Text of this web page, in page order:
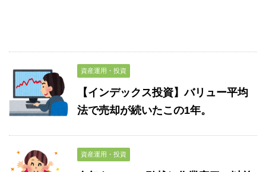
資産運用・投資
【インデックス投資】バリュー平均
法で売却が続いたこの1年。
資産運用・投資